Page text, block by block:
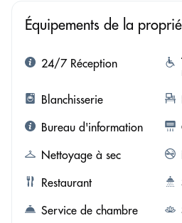
Équipements de la
24/7 Réception
Blanchisserie
Bureau d'information
Nettoyage à sec
Restaurant
Service de chambre